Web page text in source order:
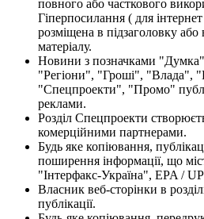
повного або часткового
Гіперпосилання ( для
розміщена в підзаголовку
матеріалу.
Новини з позначками
"Регіони", "Гроші", "Влада",
"Спецпроекти", "Промо"
реклами.
Розділ Спецпроекти
комерційними партнерами.
Будь яке копіювання,
поширення інформації, що
"Інтерфакс-Україна", EPA /
Власник веб-сторінки в
публікації.